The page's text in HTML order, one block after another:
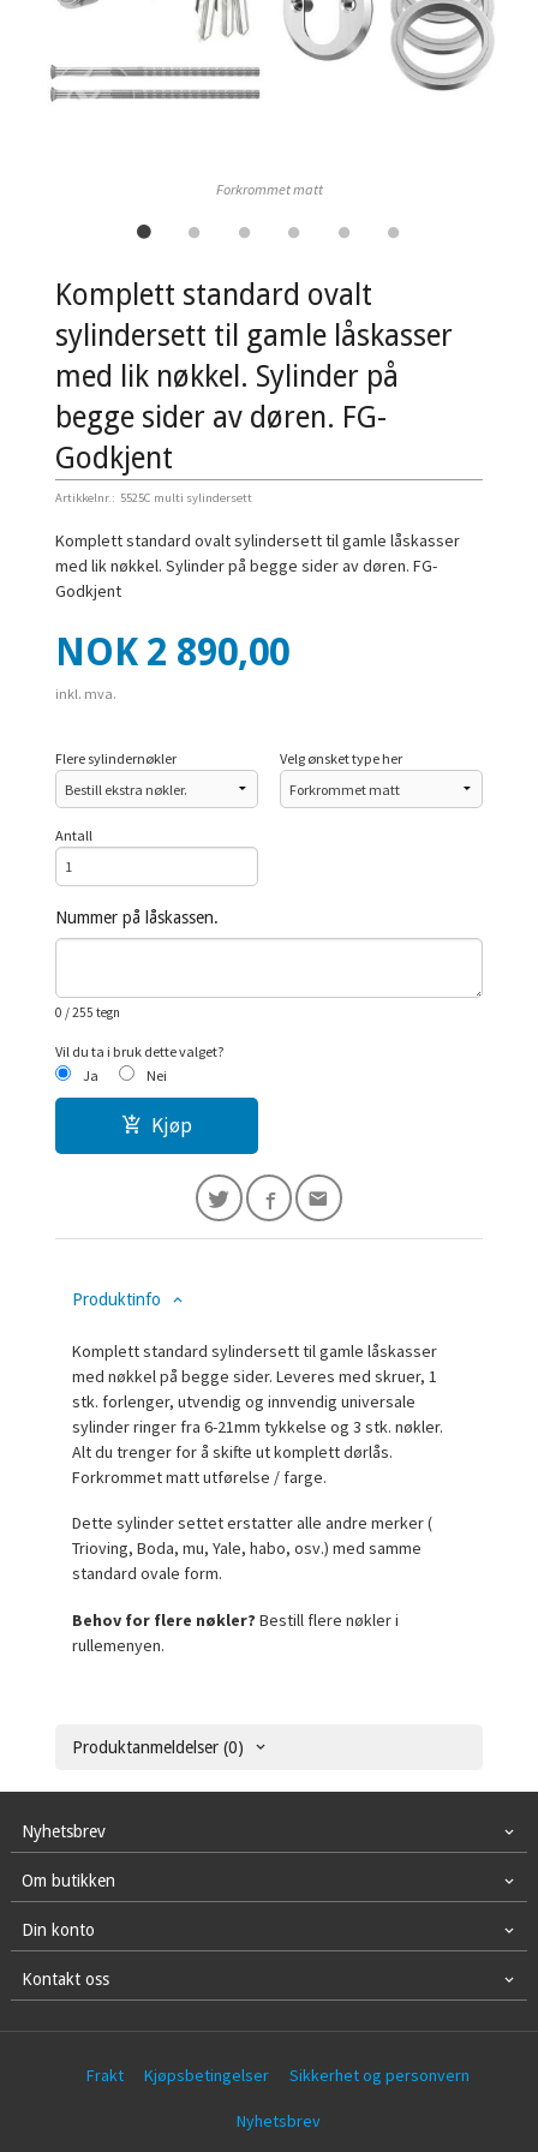
Forkrommet matt
Komplett standard ovalt
sylindersett til gamle låskasser
med lik nøkkel. Sylinder på
begge sider av døren. FG-
Godkjent
Artikkelnr.: 5525C multi sylindersett
Komplett standard ovalt sylindersett til gamle låskasser
med lik nøkkel. Sylinder på begge sider av døren. FG-
Godkjent
Pris
NOK 2 890,00
inkl. mva.
Flere sylindernøkler Velg ønsket type her
Antall
Nummer på låskassen.
0 / 255 tegn
Vil du ta i bruk dette valget?
Ja
Nei
Kjøp
Produktinfo
Komplett standard sylindersett til gamle låskasser
med nøkkel på begge sider. Leveres med skruer, 1
stk. forlenger, utvendig og innvendig universale
sylinder ringer fra 6-21mm tykkelse og 3 stk. nøkler.
Alt du trenger for å skifte ut komplett dørlås.
Forkrommet matt utførelse / farge.
Dette sylinder settet erstatter alle andre merker (
Trioving, Boda, mu, Yale, habo, osv.) med samme
standard ovale form.
Behov for flere nøkler?Bestill flere nøkler i
rullemenyen.
Produktanmeldelser (0)
Nyhetsbrev
Om butikken
Din konto
Kontakt oss
Frakt Kjøpsbetingelser Sikkerhet og personvern
Nyhetsbrev